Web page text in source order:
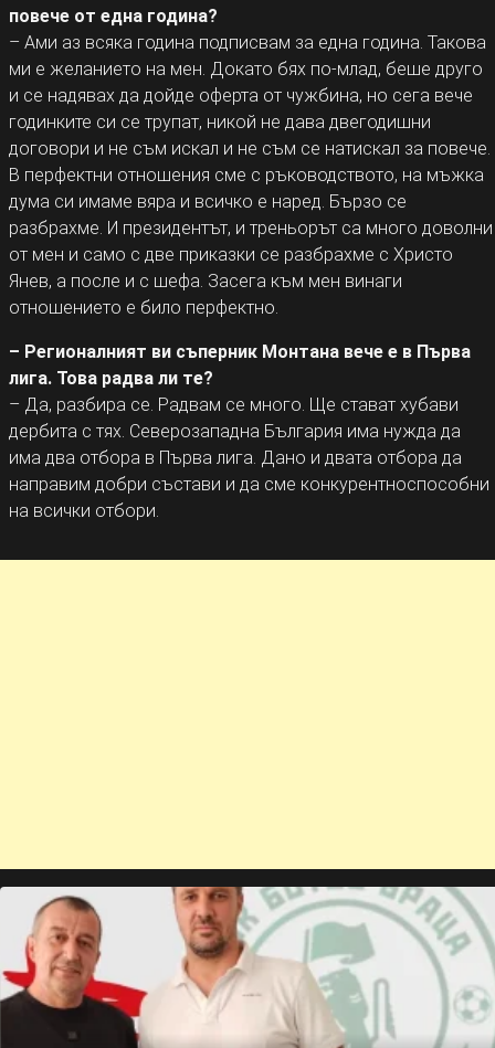
повече от една година?
– Ами аз всяка година подписвам за една година. Такова
ми е желанието на мен. Докато бях по-млад, беше друго
и се надявах да дойде оферта от чужбина, но сега вече
годинките си се трупат, никой не дава двегодишни
договори и не съм искал и не съм се натискал за повече.
В перфектни отношения сме с ръководството, на мъжка
дума си имаме вяра и всичко е наред. Бързо се
разбрахме. И президентът, и треньорът са много доволни
от мен и само с две приказки се разбрахме с Христо
Янев, а после и с шефа. Засега към мен винаги
отношението е било перфектно.
– Регионалният ви съперник Монтана вече е в Първа
лига. Това радва ли те?
– Да, разбира се. Радвам се много. Ще стават хубави
дербита с тях. Северозападна България има нужда да
има два отбора в Първа лига. Дано и двата отбора да
направим добри състави и да сме конкурентноспособни
на всички отбори.